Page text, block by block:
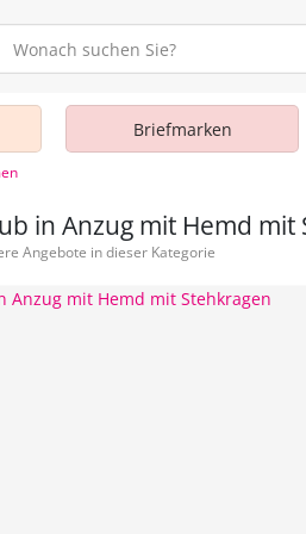
Briefmarken
in Anzug mit Hemd mit
Angebote in dieser Kategorie